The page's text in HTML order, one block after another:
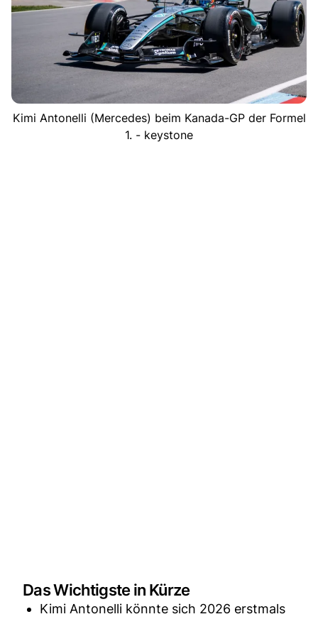
Kimi Antonelli (Mercedes) beim Kanada-GP der Formel
1. - keystone
Das Wichtigste in Kürze
Kimi Antonelli könnte sich 2026 erstmals